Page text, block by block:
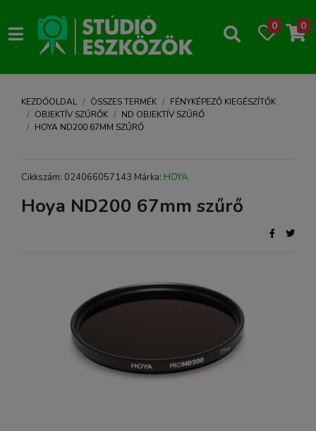
0 0
KEZDŐOLDAL ÖSSZES TERMÉK
FÉNYKÉPEZŐ KIEGÉSZÍTŐK
OBJEKTÍV SZŰRŐK
ND OBJEKTÍV SZŰRŐ
HOYA ND200 67MM SZŰRŐ
Cikkszám: 024066057143 Márka: HOYA
Hoya ND200 67mm szűrő